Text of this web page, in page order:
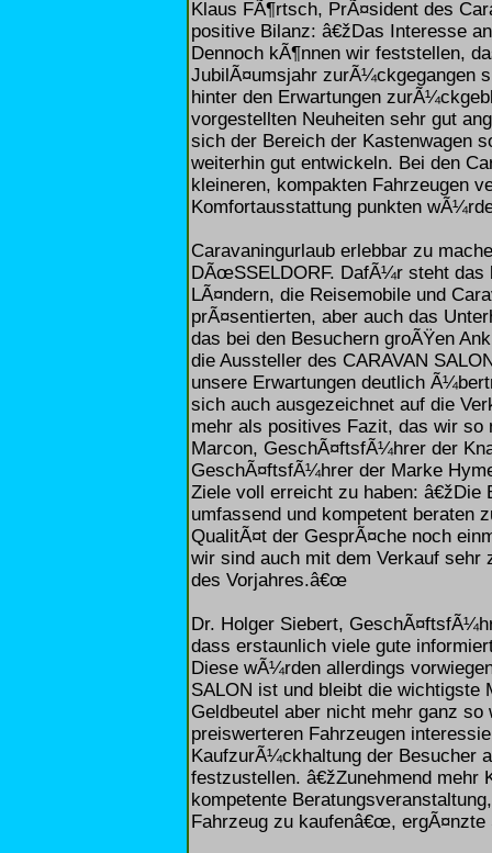
Klaus FÃ¶rtsch, PrÃ¤sident des
positive Bilanz: â€žDas Interesse
Dennoch kÃ¶nnen wir feststellen,
JubilÃ¤umsjahr zurÃ¼ckgegangen
hinter den Erwartungen
vorgestellten Neuheiten sehr gut
sich der Bereich der Kastenwagen
weiterhin gut entwickeln. Bei den
kleineren, kompakten Fahrzeugen
Komfortausstattung punkten
Caravaningurlaub erlebbar zu
DÃœSSELDORF. DafÃ¼r steht das
LÃ¤ndern, die Reisemobile und
prÃ¤sentierten, aber auch das
das bei den Besuchern groÃŸen
die Aussteller des CARAVAN
unsere Erwartungen deutlich
sich auch ausgezeichnet auf die
mehr als positives Fazit, das wir
Marcon, GeschÃ¤ftsfÃ¼hrer der
GeschÃ¤ftsfÃ¼hrer der Marke
Ziele voll erreicht zu haben: â€žDie
umfassend und kompetent beraten
QualitÃ¤t der GesprÃ¤che noch
wir sind auch mit dem Verkauf
des Vorjahres.â€œ
Dr. Holger Siebert,
dass erstaunlich viele gute
Diese wÃ¼rden allerdings
SALON ist und bleibt die wichtigste
Geldbeutel aber nicht mehr ganz
preiswerteren Fahrzeugen
KaufzurÃ¼ckhaltung der Besucher
festzustellen. â€žZunehmend mehr
kompetente
Fahrzeug zu kaufenâ€œ, ergÃ¤nzte